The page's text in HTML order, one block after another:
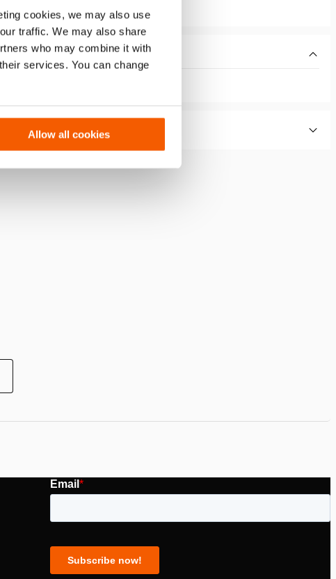
cookies, we may also use
traffic. We may also share
who may combine it with
services. You can change
Allow all cookies